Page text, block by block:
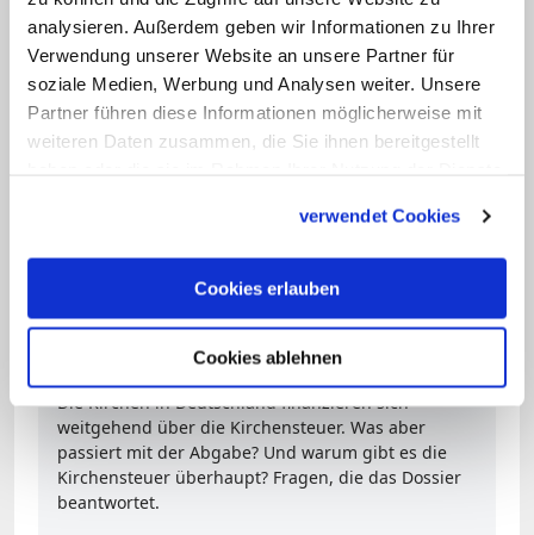
analysieren. Außerdem geben wir Informationen zu Ihrer
Verwendung unserer Website an unsere Partner für
soziale Medien, Werbung und Analysen weiter. Unsere
Partner führen diese Informationen möglicherweise mit
weiteren Daten zusammen, die Sie ihnen bereitgestellt
verwendet Cookies
Cookies erlauben
Cookies ablehnen
In Deutschland ist die Kirchensteuer eine
gesetzlich festgelegte Abgabe der
Kirchenmitglieder. Sie wird über das
staatliche Finanzamt eingezogen und an
erhält dafür etwa drei Prozent des
Steuereinkommens. (bod/KNA)
Dossier: Kirchensteuer - Was passiert mit dem
Die Kirchen in Deutschland finanzieren sich
weitgehend über die Kirchensteuer. Was aber
passiert mit der Abgabe? Und warum gibt es die
Kirchensteuer überhaupt? Fragen, die das Dossier
beantwortet.